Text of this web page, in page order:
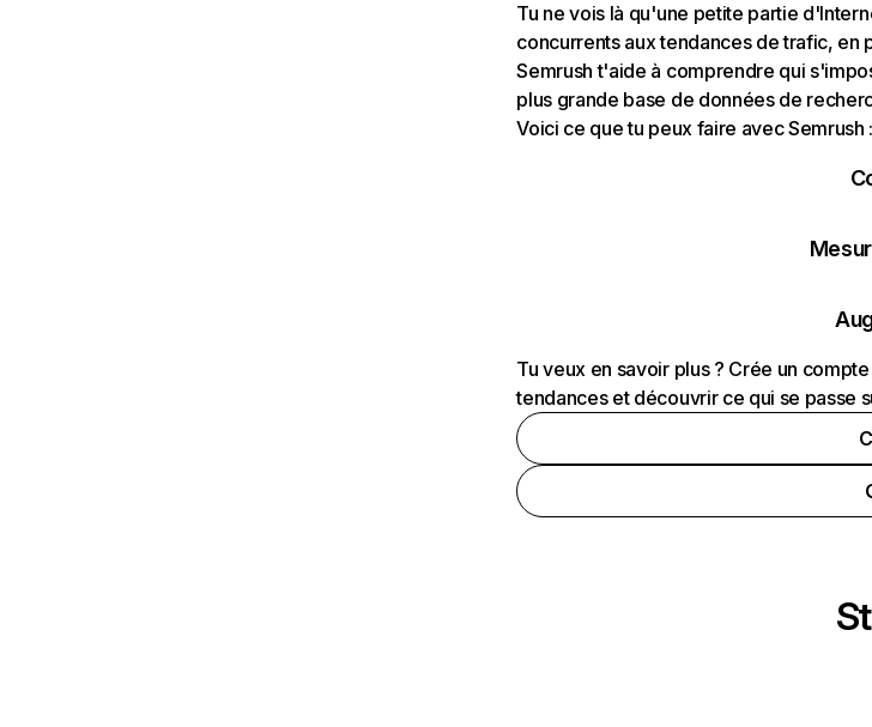
Tu ne vois là qu'une petite partie
concurrents aux tendances de trafic, en
Semrush t'aide à comprendre qui
plus grande base de données de
Voici ce que tu peux faire avec Semrush
Tu veux en savoir plus ? Crée un
tendances et découvrir ce qui se passe